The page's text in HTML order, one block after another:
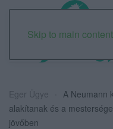
Skip to main content
Eger Ügye
A Neumann
alakítanak és a
jövőben